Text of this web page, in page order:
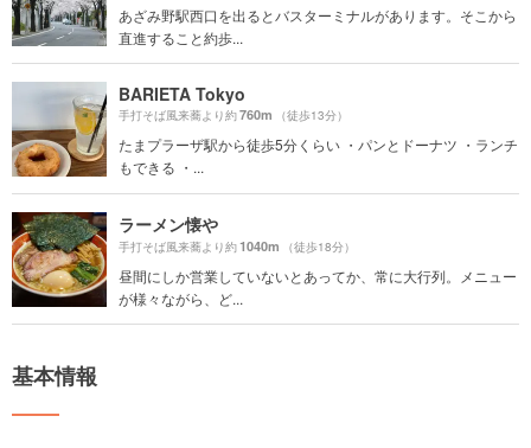
あざみ野駅西口を出るとバスターミナルがあります。そこから
直進すること約歩...
BARIETA Tokyo
手打そば風来蕎より約760m （徒歩13分）
たまプラーザ駅から徒歩5分くらい ・パンとドーナツ ・ランチ
もできる ・...
ラーメン懐や
手打そば風来蕎より約1040m （徒歩18分）
昼間にしか営業していないとあってか、常に大行列。メニュー
が様々ながら、ど...
基本情報